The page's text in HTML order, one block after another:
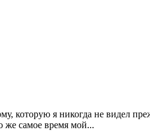
которую я никогда не видел
же самое время мой...